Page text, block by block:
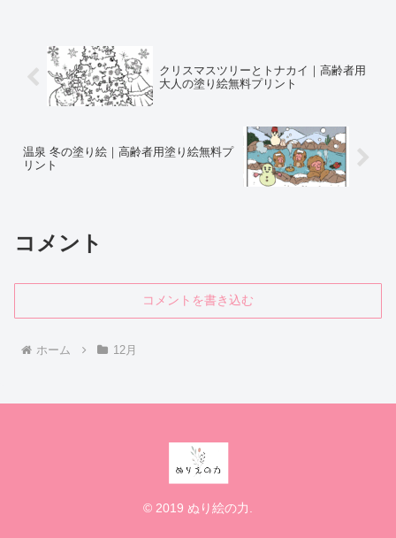
クリスマスツリーとトナカイ｜高齢者用
大人の塗り絵無料プリント
温泉 冬の塗り絵｜高齢者用塗り絵無料プ
リント
コメント
コメントを書き込む
ホーム 12月
© 2019 ぬり絵の力.